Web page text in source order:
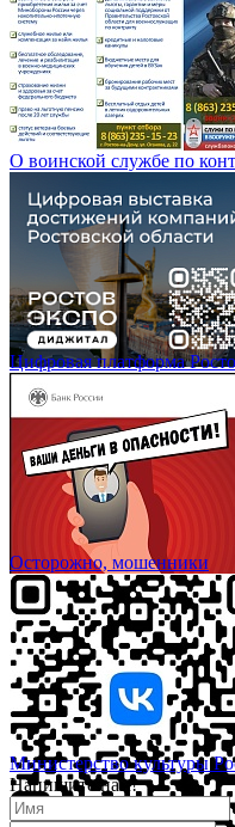
О воинской службе по
Цифровая платформа
Осторожно, мошенники
Министерство культуры
Напишите нам!